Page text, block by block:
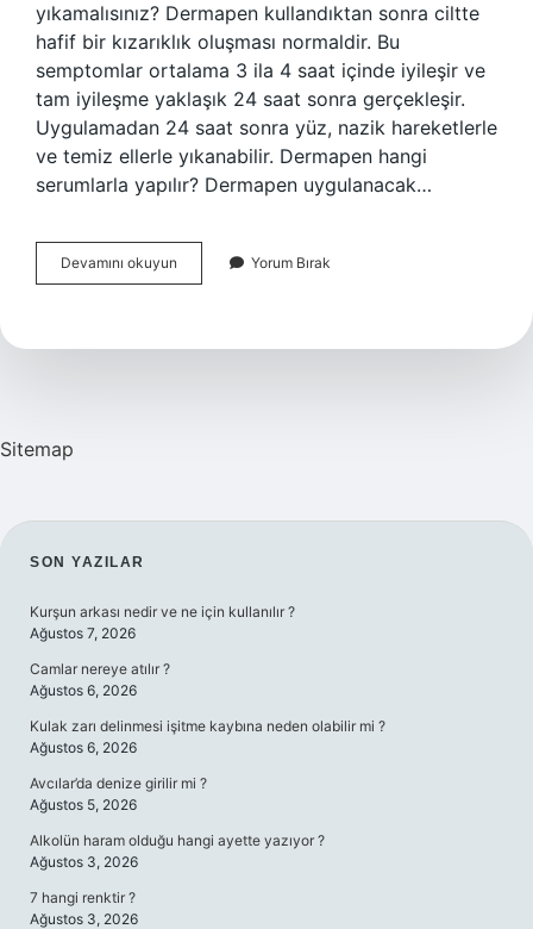
yıkamalısınız? Dermapen kullandıktan sonra ciltte
hafif bir kızarıklık oluşması normaldir. Bu
semptomlar ortalama 3 ila 4 saat içinde iyileşir ve
tam iyileşme yaklaşık 24 saat sonra gerçekleşir.
Uygulamadan 24 saat sonra yüz, nazik hareketlerle
ve temiz ellerle yıkanabilir. Dermapen hangi
serumlarla yapılır? Dermapen uygulanacak…
Devamını okuyun Dermapen
Cilt
Yapılır
Yorum Bırak
Sitemap
SIDEBAR
SON YAZILAR
Kurşun arkası nedir ve ne için kullanılır ?
Ağustos 7, 2026
Camlar nereye atılır ?
Ağustos 6, 2026
Kulak zarı delinmesi işitme kaybına neden olabilir mi ?
Ağustos 6, 2026
Avcılar’da denize girilir mi ?
Ağustos 5, 2026
Alkolün haram olduğu hangi ayette yazıyor ?
Ağustos 3, 2026
7 hangi renktir ?
Ağustos 3, 2026